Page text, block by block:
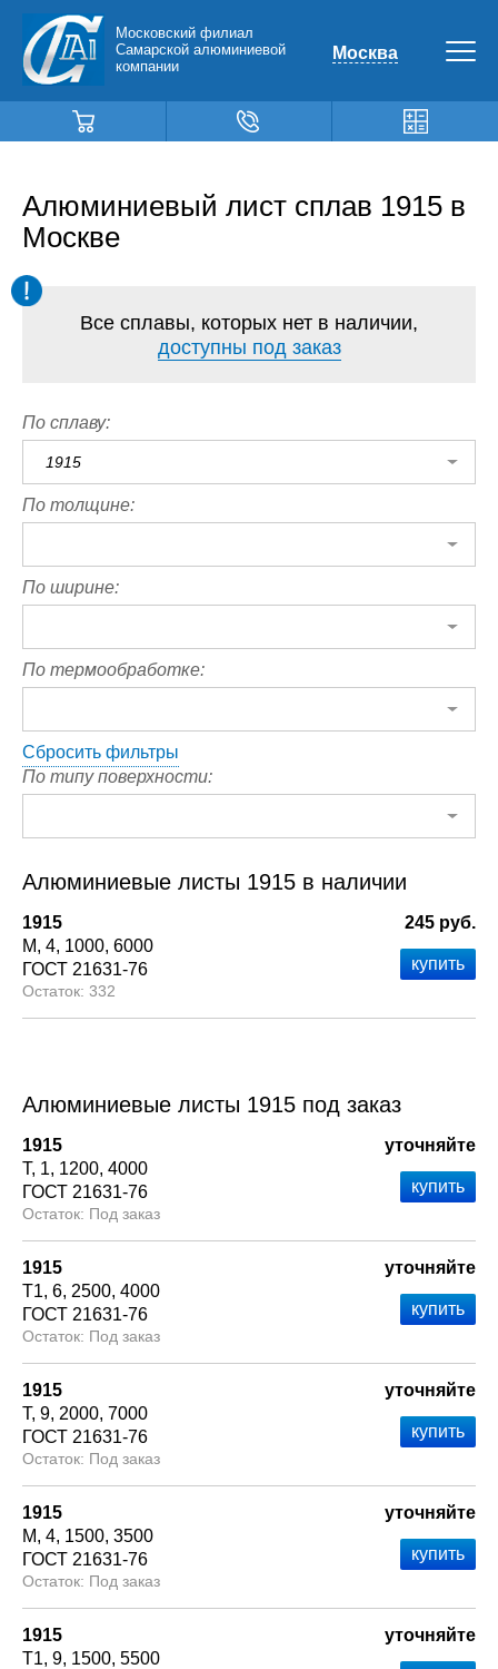
Московский филиал
Самарской алюминиевой
компании
Москва
Алюминиевый лист сплав 1915 в
Москве
Все сплавы, которых нет в наличии,
доступны под заказ
По сплаву:
1915
По толщине:
По ширине:
По термообработке:
Сбросить фильтры
По типу поверхности:
Алюминиевые листы 1915 в наличии
1915
М 4 1000 6000
ГОСТ 21631-76
332
245 руб.
Алюминиевые листы 1915 под заказ
1915
Т 1 1200 4000
ГОСТ 21631-76
Под заказ
уточняйте
1915
Т1 6 2500 4000
ГОСТ 21631-76
Под заказ
уточняйте
1915
Т 9 2000 7000
ГОСТ 21631-76
Под заказ
уточняйте
1915
М 4 1500 3500
ГОСТ 21631-76
Под заказ
уточняйте
1915
Т1 9 1500 5500
уточняйте